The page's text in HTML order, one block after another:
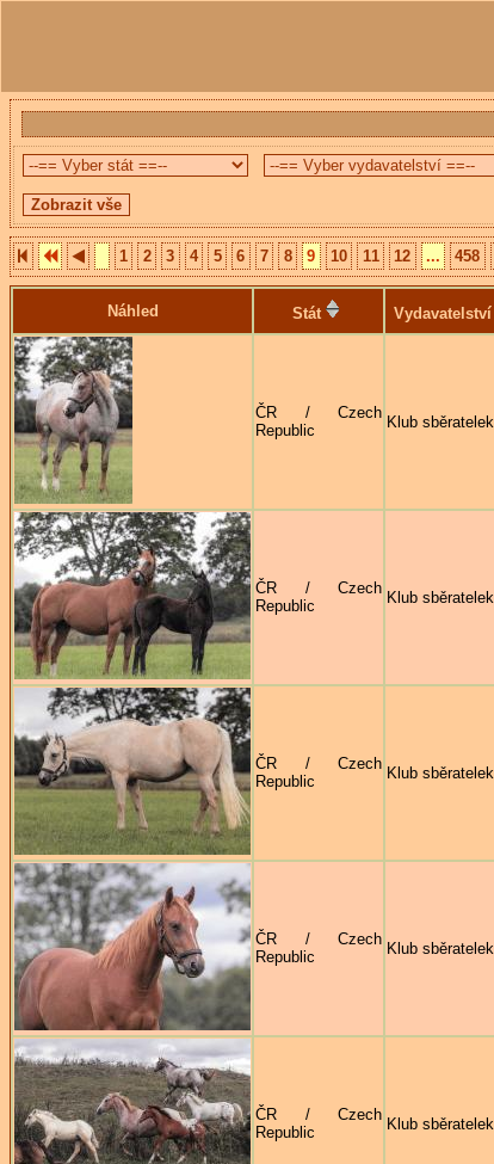
1 2 3 4 5 6 7 8 9 10 11 12 ... 458
Náhled Stát Vydavatelství
ČR / Czech
Republic
Klub sběratelek
ČR / Czech
Republic
Klub sběratelek
ČR / Czech
Republic
Klub sběratelek
ČR / Czech
Republic
Klub sběratelek
ČR / Czech
Republic
Klub sběratelek